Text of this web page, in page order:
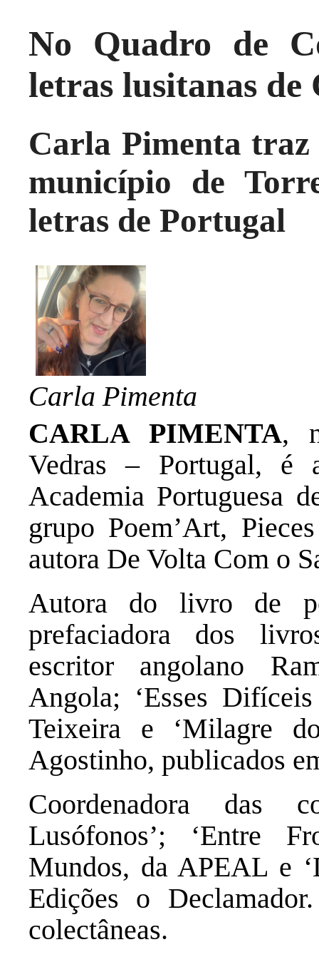
No Quadro de
letras lusitanas
Carla Pimenta traz
município de
letras de Portugal
Carla Pimenta
CARLA PIMENTA,
Vedras – Portugal, é
Academia Portuguesa
grupo Poem’Art,
autora De Volta Com o
Autora do livro de
prefaciadora dos
escritor angolano
Angola; ‘Esses
Teixeira e ‘Milagre
Agostinho, publicados
Coordenadora das
Lusófonos’; ‘Entre
Mundos, da APEAL e
Edições o
colectâneas.